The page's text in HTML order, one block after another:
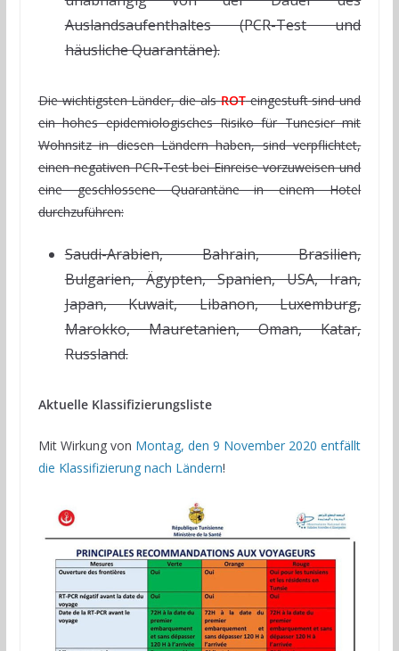
Auslandsaufenthaltes (PCR-Test und
häusliche Quarantäne).
Die wichtigsten Länder, die alsROTeingestuft sind und
ein hohes epidemiologisches Risiko für Tunesier mit
Wohnsitz in diesen Ländern haben, sind verpflichtet,
einen negativen PCR-Test bei Einreise vorzuweisen und
eine geschlossene Quarantäne in einem Hotel
durchzuführen:
Saudi-Arabien, Bahrain, Brasilien,
Bulgarien, Ägypten, Spanien, USA, Iran,
Japan, Kuwait, Libanon, Luxemburg,
Marokko, Mauretanien, Oman, Katar,
Russland.
Aktuelle Klassifizierungsliste
Mit Wirkung von Montag, den 9 November 2020 entfällt
die Klassifizierung nach Ländern!